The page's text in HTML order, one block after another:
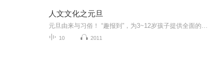
人文文化之元旦
10 2011